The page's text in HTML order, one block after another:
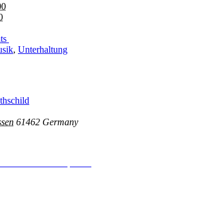
, Unterhaltung
61462 Germany